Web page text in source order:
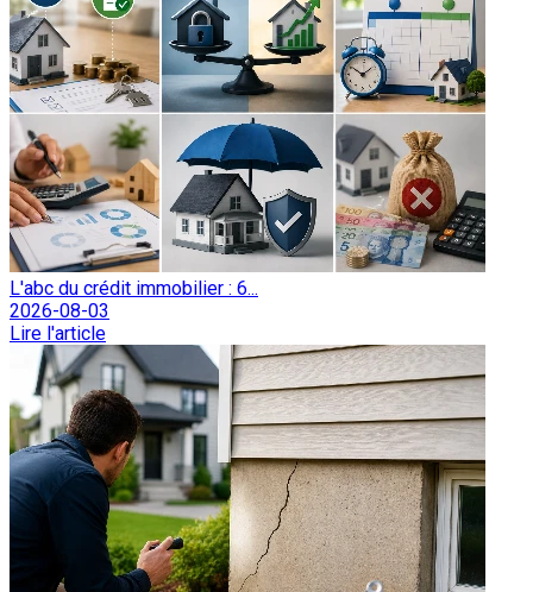
L'abc du crédit immobilier : 6...
2026-08-03
Lire l'article